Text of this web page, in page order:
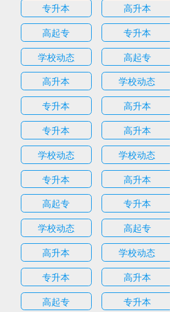
专升本
高升本
高起专
专升本
学校动态
高起专
高升本
学校动态
专升本
高升本
专升本
高升本
学校动态
学校动态
专升本
高升本
高起专
专升本
学校动态
高起专
高升本
学校动态
专升本
高升本
高起专
专升本